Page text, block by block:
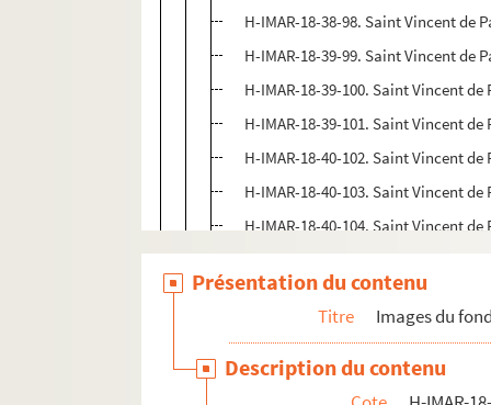
H-IMAR-18-38-98. Saint Vincent de
H-IMAR-18-39-99. Saint Vincent de
H-IMAR-18-39-100. Saint Vincent de
H-IMAR-18-39-101. Saint Vincent de
H-IMAR-18-40-102. Saint Vincent de
H-IMAR-18-40-103. Saint Vincent de
H-IMAR-18-40-104. Saint Vincent de
H-IMAR-18-40-105. Saint Vincent de
H-IMAR-18-41-106. Saint Vincent de
H-IMAR-18-41-107. Saint Vincent de
H-IMAR-18-41-108. Saint Vincent de
H-IMAR-18-42-109. Saint Vincent de
Présentation du contenu
Titre Images du
Description du contenu